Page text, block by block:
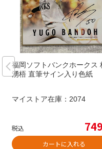
福岡ソフトバンクホークス
湧梧 直筆サイン入り色紙
マイストア在庫： 2074
税込
カートに入れる